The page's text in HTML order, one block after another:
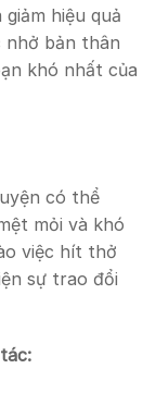
hiệu quả
nhở bản thân
khó nhất của
có thể
mỏi và khó
việc hít thở
sự trao đổi